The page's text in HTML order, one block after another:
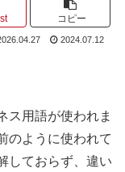
コピー
2024.07.12
ス用語が使われま
のように使われて
しておらず、違い